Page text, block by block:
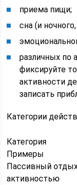
приема пищи;
сна (и
различных по
фиксируйте
активности
записать
Категории
Категория
Примеры
Пассивный
активностью